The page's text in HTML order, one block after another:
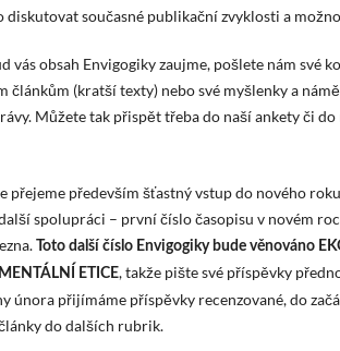
diskutovat současné publikační zvyklosti a
vás obsah Envigogiky zaujme, pošlete nám své
článkům (kratší texty) nebo své myšlenky a
Můžete tak přispět třeba do naší ankety či
přejeme především šťastný vstup do nového
spolupráci – první číslo časopisu v novém
Toto další číslo Envigogiky bude věnováno
ETICE, takže pište své příspěvky
února přijímáme příspěvky recenzované, do
do dalších rubrik.